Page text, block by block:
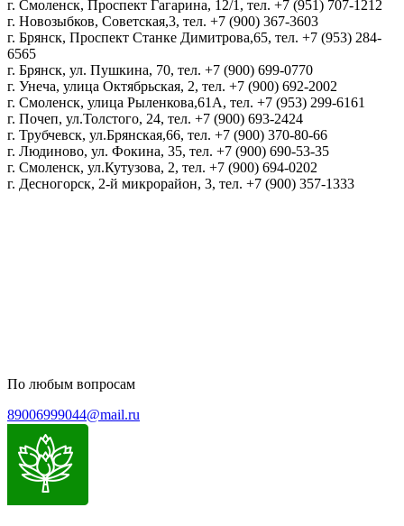
г. Смоленск, Проспект Гагарина, 12/1, тел. +7 (951) 707-1212
г. Новозыбков, Советская,3, тел. +7 (900) 367-3603
г. Брянск, Проспект Станке Димитрова,65, тел. +7 (953) 284-
6565
г. Брянск, ул. Пушкина, 70, тел. +7 (900) 699-0770
г. Унеча, улица Октябрьская, 2, тел. +7 (900) 692-2002
г. Смоленск, улица Рыленкова,61А, тел. +7 (953) 299-6161
г. Почеп, ул.Толстого, 24, тел. +7 (900) 693-2424
г. Трубчевск, ул.Брянская,66, тел. +7 (900) 370-80-66
г. Людиново, ул. Фокина, 35, тел. +7 (900) 690-53-35
г. Смоленск, ул.Кутузова, 2, тел. +7 (900) 694-0202
г. Десногорск, 2-й микрорайон, 3, тел. +7 (900) 357-1333
По любым вопросам
89006999044@mail.ru